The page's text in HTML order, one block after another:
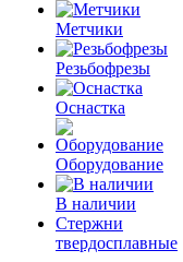
Метчики
Резьбофрезы
Оснастка
Оборудование
В наличии
Стержни
твердосплавные